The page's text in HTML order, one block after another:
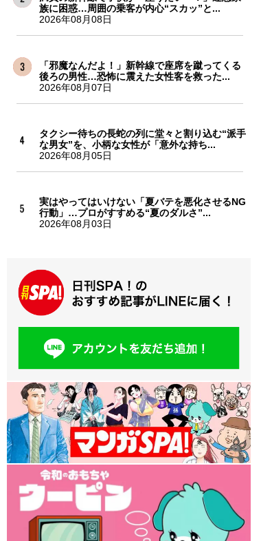
族に困惑…周囲の乗客が内心“スカッ”と...
2026年08月08日
「邪魔なんだよ！」新幹線で座席を蹴ってくる
後ろの男性…恐怖に震えた女性客を救った...
2026年08月07日
タクシー待ちの長蛇の列に堂々と割り込む“派手
な男女”を、小柄な女性が「意外な持ち...
2026年08月05日
実はやってはいけない「夏バテを悪化させるNG
行動」…プロがすすめる“夏のダルさ”...
2026年08月03日